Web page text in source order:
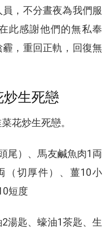
，不分晝夜為我們服
此感謝他們的無私奉
，重回正軌，回復無
生死戀
花炒生死戀。
尾）、馬友鹹魚肉1両
（切厚件）、薑10小
短度
湯匙、蠔油1茶匙、生